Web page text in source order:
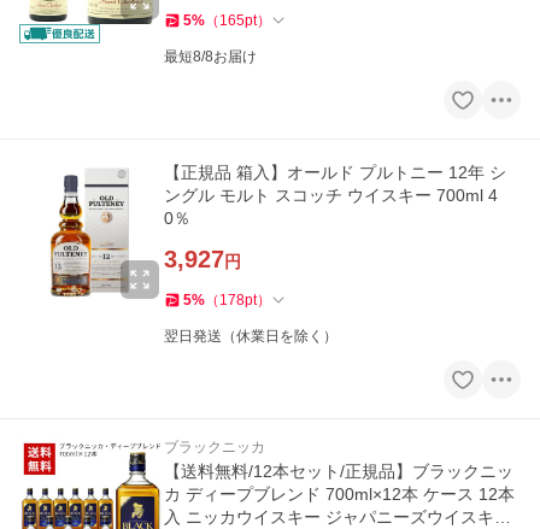
5% （ 165pt）
最短8/8お届け
【正規品 箱入】オールド プルトニー 12年 シ
ングル モルト スコッチ ウイスキー 700ml 4
0％
3,927円
5% （ 178pt）
翌日発送（休業日を除く）
ブラックニッカ
【送料無料/12本セット/正規品】ブラックニッ
カ ディープブレンド 700ml×12本 ケース 12本
入 ニッカウイスキー ジャパニーズウイスキー